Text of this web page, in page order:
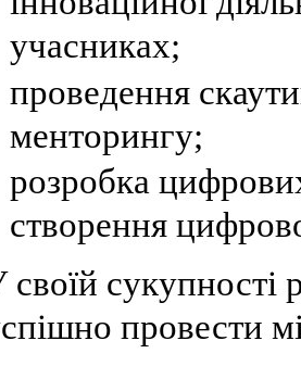
учасниках;
проведення
менторингу;
розробка
створення
своїй сукупності
провести